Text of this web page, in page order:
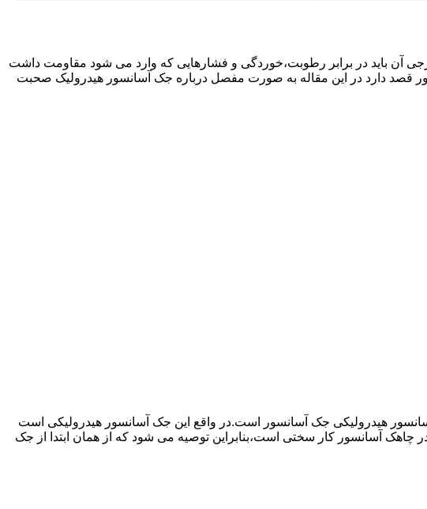
باید در برابر رطوبت،خوردگی و فشارهایی که وارد می شود مقاومت داشت
قصد دارد در این مقاله به صورت مفصل درباره جک آسانسور هیدرولیک صحبت
هیدرولیکی جک آسانسور است.در واقع این جک آسانسور هیدرولیکی است
چاهک آسانسور کار سختی است،بنابراین توصیه می شود که از همان ابتدا از جک